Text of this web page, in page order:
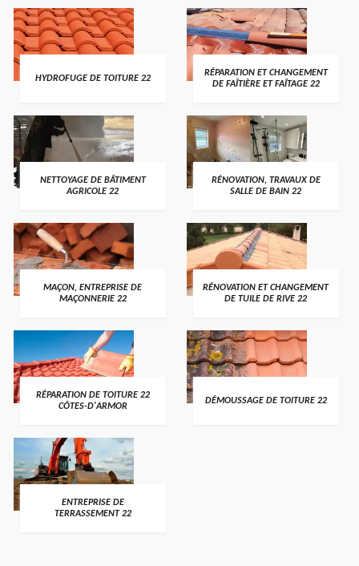
HYDROFUGE DE TOITURE 22
RÉPARATION ET CHANGEMENT
DE FAÎTIÈRE ET FAÎTAGE 22
NETTOYAGE DE BÂTIMENT
AGRICOLE 22
RÉNOVATION, TRAVAUX DE
SALLE DE BAIN 22
MAÇON, ENTREPRISE DE
MAÇONNERIE 22
RÉNOVATION ET CHANGEMENT
DE TUILE DE RIVE 22
RÉPARATION DE TOITURE 22
CÔTES-D'ARMOR
DÉMOUSSAGE DE TOITURE 22
ENTREPRISE DE
TERRASSEMENT 22